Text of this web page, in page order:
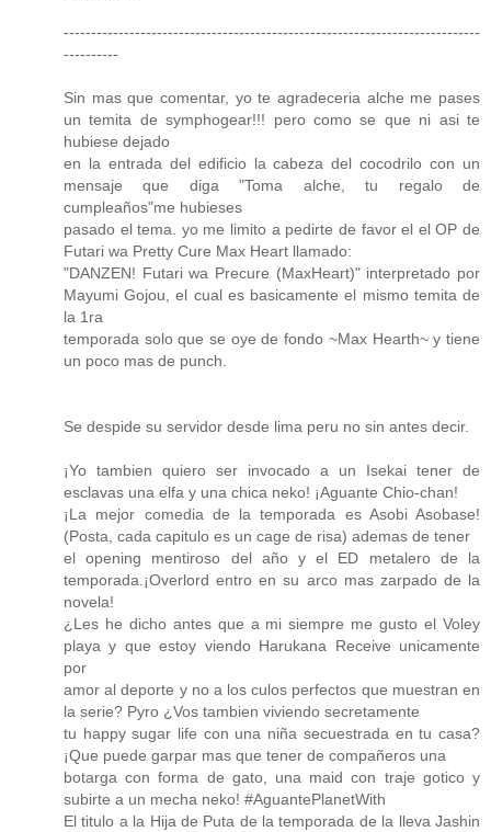
----------------------------------------------------------------------------
----------
Sin mas que comentar, yo te agradeceria alche me pases
un temita de symphogear!!! pero como se que ni asi te
hubiese dejado
en la entrada del edificio la cabeza del cocodrilo con un
mensaje que diga "Toma alche, tu regalo de
cumpleaños"me hubieses
pasado el tema. yo me limito a pedirte de favor el el OP de
Futari wa Pretty Cure Max Heart llamado:
"DANZEN! Futari wa Precure (MaxHeart)" interpretado por
Mayumi Gojou, el cual es basicamente el mismo temita de
la 1ra
temporada solo que se oye de fondo ~Max Hearth~ y tiene
un poco mas de punch.
Se despide su servidor desde lima peru no sin antes decir.
¡Yo tambien quiero ser invocado a un Isekai tener de
esclavas una elfa y una chica neko! ¡Aguante Chio-chan!
¡La mejor comedia de la temporada es Asobi Asobase!
(Posta, cada capitulo es un cage de risa) ademas de tener
el opening mentiroso del año y el ED metalero de la
temporada.¡Overlord entro en su arco mas zarpado de la
novela!
¿Les he dicho antes que a mi siempre me gusto el Voley
playa y que estoy viendo Harukana Receive unicamente
por
amor al deporte y no a los culos perfectos que muestran en
la serie? Pyro ¿Vos tambien viviendo secretamente
tu happy sugar life con una niña secuestrada en tu casa?
¡Que puede garpar mas que tener de compañeros una
botarga con forma de gato, una maid con traje gotico y
subirte a un mecha neko! #AguantePlanetWith
El titulo a la Hija de Puta de la temporada de la lleva Jashin